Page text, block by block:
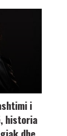
i
historia